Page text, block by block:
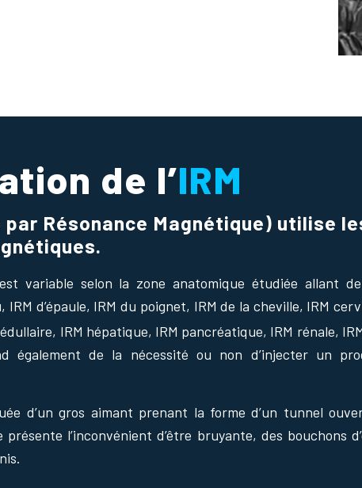
de l’IRM
par Résonance Magnétique) utilise
variable selon la zone anatomique étudiée allant de
IRM d’épaule, IRM du poignet, IRM de la cheville, IRM
IRM hépatique, IRM pancréatique, IRM rénale,
également de la nécessité ou non d’injecter un
d’un gros aimant prenant la forme d’un tunnel
présente l’inconvénient d’être bruyante, des bouchons